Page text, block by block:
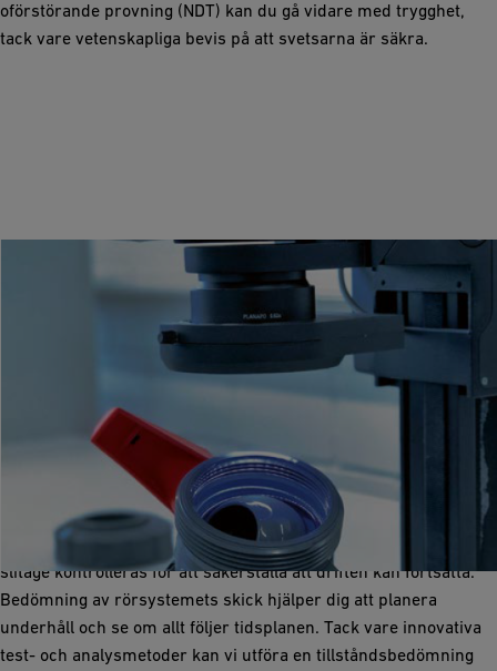
oförstörande provning (NDT) kan du gå vidare med trygghet,
tack vare vetenskapliga bevis på att svetsarna är säkra.
Bedömning av rörsystemets skick
Planera, underhålla och reparera
Om ett system har varit i drift i flera år behöver materialens
slitage kontrolleras för att säkerställa att driften kan fortsätta.
Bedömning av rörsystemets skick hjälper dig att planera
underhåll och se om allt följer tidsplanen. Tack vare innovativa
test- och analysmetoder kan vi utföra en tillståndsbedömning